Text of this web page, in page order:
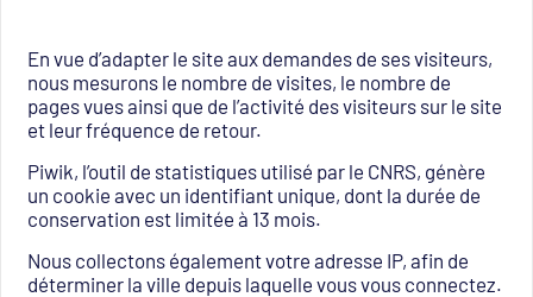
En vue d’adapter le site aux demandes de ses visiteurs,
nous mesurons le nombre de visites, le nombre de
pages vues ainsi que de l’activité des visiteurs sur le site
et leur fréquence de retour.
Piwik, l’outil de statistiques utilisé par le CNRS, génère
un cookie avec un identifiant unique, dont la durée de
conservation est limitée à 13 mois.
Nous collectons également votre adresse IP, afin de
déterminer la ville depuis laquelle vous vous connectez.